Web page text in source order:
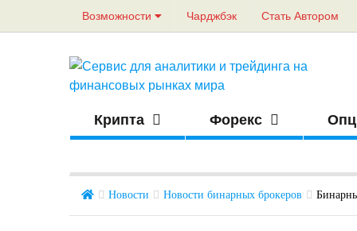
Возможности Чарджбэк Стать Автором
Крипта Форекс
Новости Новости бинарных брокеров